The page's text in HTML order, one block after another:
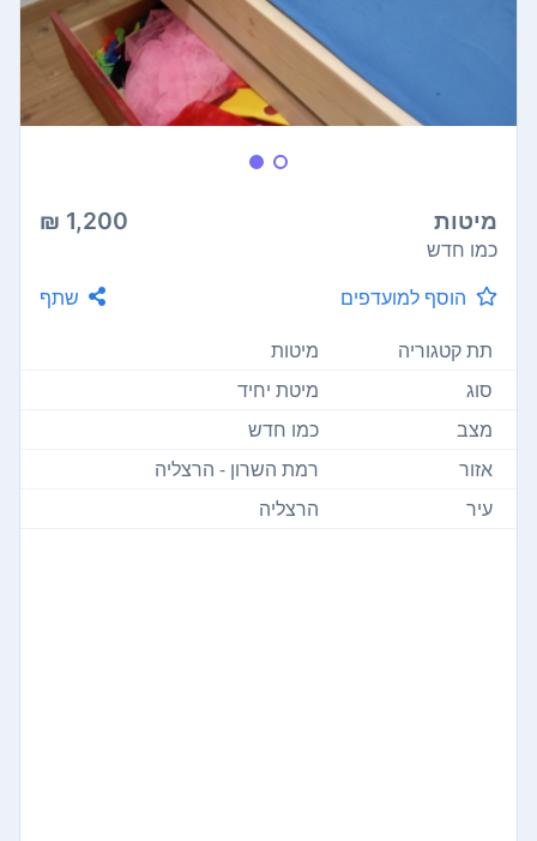
מיטות 1,200 ₪
כמו חדש
הוסף למועדפים
שתף
תת קטגוריה
מיטות
סוג
מיטת יחיד
מצב
כמו חדש
אזור
רמת השרון - הרצליה
עיר
הרצליה